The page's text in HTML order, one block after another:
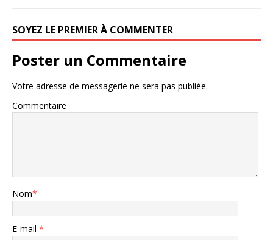
SOYEZ LE PREMIER À COMMENTER
Poster un Commentaire
Votre adresse de messagerie ne sera pas publiée.
Commentaire
Nom*
E-mail *